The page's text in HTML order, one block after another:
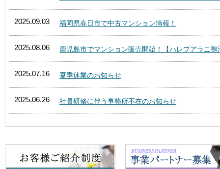
2025.09.03 福岡県春日市で中古マンション情報！
2025.08.06 鹿児島市でマンション販売開始！【ハレプアラニ鴨
2025.07.16 夏季休業のお知らせ
2025.06.26 社員研修に伴う事務所不在のお知らせ